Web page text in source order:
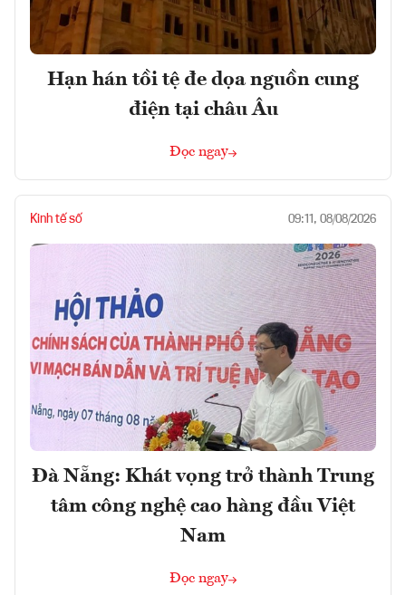
Hạn hán tồi tệ đe dọa nguồn cung
điện tại châu Âu
Đọc ngay
Kinh tế số 09:11, 08/08/2026
Đà Nẵng: Khát vọng trở thành Trung
tâm công nghệ cao hàng đầu Việt
Nam
Đọc ngay